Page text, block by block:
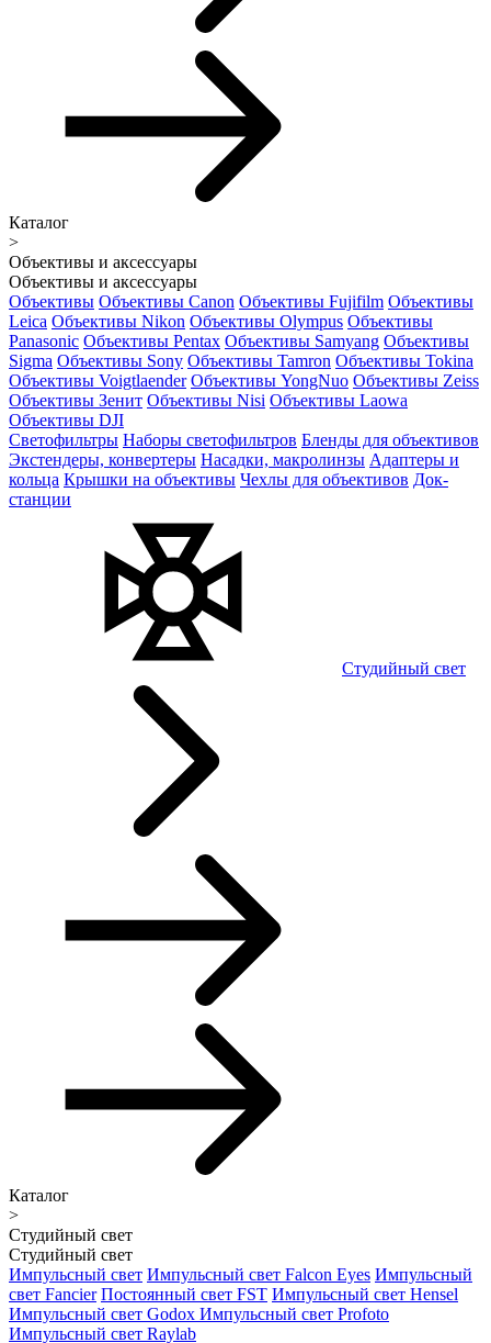
Каталог
>
Объективы и аксессуары
Объективы и аксессуары
Объективы Объективы Canon Объективы Fujifilm Объективы
Leica Объективы Nikon Объективы Olympus Объективы
Panasonic Объективы Pentax Объективы Samyang Объективы
Sigma Объективы Sony Объективы Tamron Объективы Tokina
Объективы Voigtlaender Объективы YongNuo Объективы Zeiss
Объективы Зенит Объективы Nisi Объективы Laowa
Объективы DJI
Светофильтры Наборы светофильтров Бленды для объективов
Экстендеры, конвертеры Насадки, макролинзы Адаптеры и
кольца Крышки на объективы Чехлы для объективов Док-
станции
Студийный свет
Каталог
>
Студийный свет
Студийный свет
Импульсный свет Импульсный свет Falcon Eyes Импульсный
свет Fancier Постоянный свет FST Импульсный свет Hensel
Импульсный свет Godox Импульсный свет Profoto
Импульсный свет Raylab